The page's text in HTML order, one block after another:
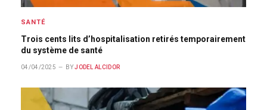
SANTÉ
Trois cents lits d’hospitalisation retirés temporairement
du système de santé
04/04/2025 BY JODEL ALCIDOR